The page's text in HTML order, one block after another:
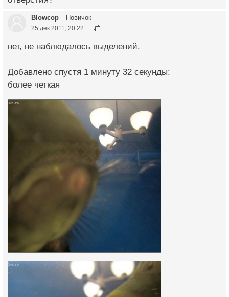
Blowcop Новичок
25 дек 2011, 20:22
нет, не наблюдалось выделений.
Добавлено спустя 1 минуту 32 секунды:
более четкая